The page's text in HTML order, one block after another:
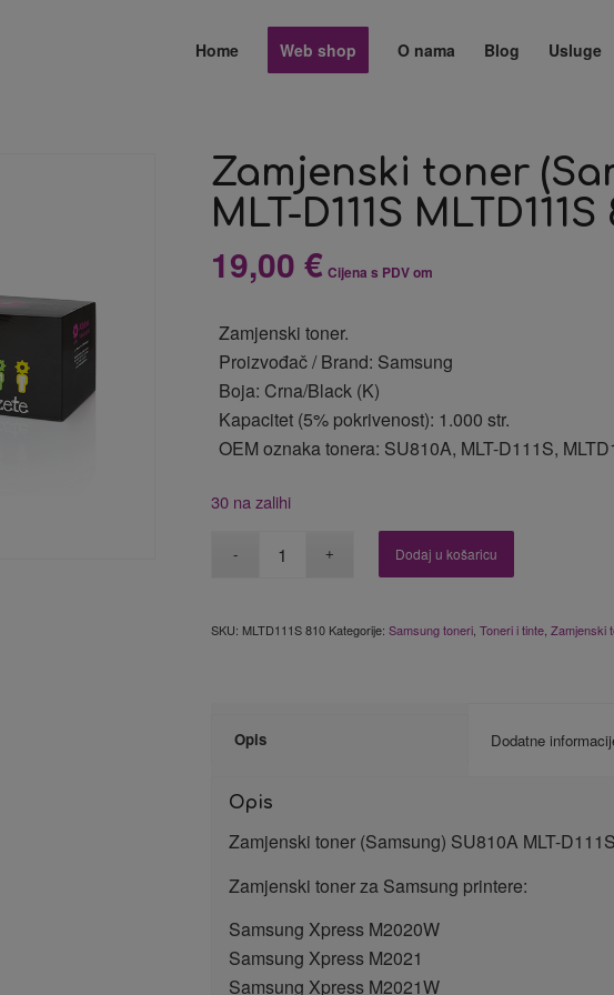
Home Web shop O nama Blog Usluge
Zamjenski toner
MLT-D111S MLTD111S
19,00€ Cijena s PDV om
Zamjenski toner.
Proizvođač / Brand: Samsung
Boja: Crna/Black (K)
Kapacitet (5% pokrivenost): 1.000 str.
OEM oznaka tonera: SU810A, MLT-D111S,
30 na zalihi
Dodaj u košaricu
SKU: MLTD111S 810 Kategorije:Samsung toneri ,Toneri i tinte ,Zamjenski
Opis Dodatne
Opis
Zamjenski toner (Samsung) SU810A MLT-
Zamjenski toner za Samsung printere:
Samsung Xpress M2020W
Samsung Xpress M2021
Samsung Xpress M2021W